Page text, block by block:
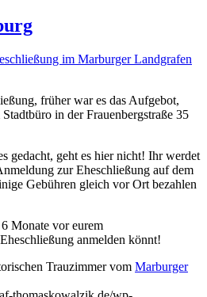
früher war es das Aufgebot,
in der Frauenbergstraße 35
gedacht, geht es hier nicht! Ihr werdet
zur Eheschließung auf dem
Gebühren gleich vor Ort bezahlen
Monate vor eurem
anmelden könnt!
Trauzimmer vom Marburger